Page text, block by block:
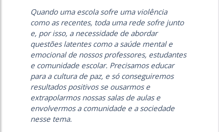
Quando uma escola sofre uma violência
como as recentes, toda uma rede sofre junto
e, por isso, a necessidade de abordar
questões latentes como a saúde mental e
emocional de nossos professores, estudantes
e comunidade escolar. Precisamos educar
para a cultura de paz, e só conseguiremos
resultados positivos se ousarmos e
extrapolarmos nossas salas de aulas e
envolvermos a comunidade e a sociedade
nesse tema.